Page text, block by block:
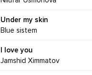
Under my skin
Blue sistem
I love you
Jamshid Ximmatov